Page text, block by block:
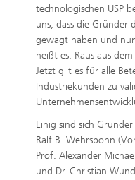
technologischen USP
uns, dass die Gründer
gewagt haben und
heißt es: Raus aus
Jetzt gilt es für alle
Industriekunden zu
Einig sind sich
Ralf B. Wehrspohn
Prof. Alexander
und Dr. Christian